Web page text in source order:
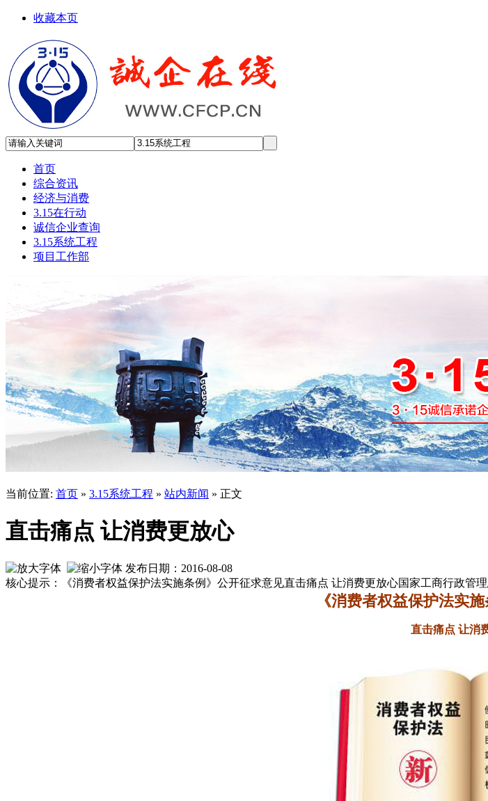
收藏本页
首页
综合资讯
经济与消费
3.15在行动
诚信企业查询
3.15系统工程
项目工作部
当前位置: 首页 » 3.15系统工程 » 站内新闻 » 正文
直击痛点 让消费更放心
发布日期：2016-08-08
核心提示：《消费者权益保护法实施条例》公开征求意见直击痛点 让消费更放心国家工商行政管
《消费者权益保护法实
直击痛点 让消